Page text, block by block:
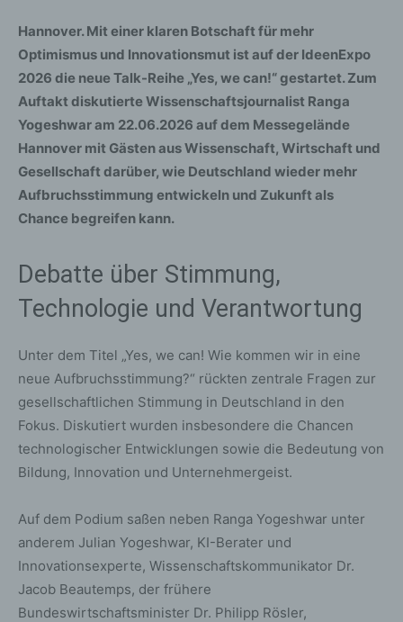
Hannover. Mit einer klaren Botschaft für mehr
Optimismus und Innovationsmut ist auf der IdeenExpo
2026 die neue Talk-Reihe „Yes, we can!“ gestartet. Zum
Auftakt diskutierte Wissenschaftsjournalist Ranga
Yogeshwar am 22.06.2026 auf dem Messegelände
Hannover mit Gästen aus Wissenschaft, Wirtschaft und
Gesellschaft darüber, wie Deutschland wieder mehr
Aufbruchsstimmung entwickeln und Zukunft als
Chance begreifen kann.
Debatte über Stimmung,
Technologie und Verantwortung
Unter dem Titel „Yes, we can! Wie kommen wir in eine
neue Aufbruchsstimmung?“ rückten zentrale Fragen zur
gesellschaftlichen Stimmung in Deutschland in den
Fokus. Diskutiert wurden insbesondere die Chancen
technologischer Entwicklungen sowie die Bedeutung von
Bildung, Innovation und Unternehmergeist.
Auf dem Podium saßen neben Ranga Yogeshwar unter
anderem Julian Yogeshwar, KI-Berater und
Innovationsexperte, Wissenschaftskommunikator Dr.
Jacob Beautemps, der frühere
Bundeswirtschaftsminister Dr. Philipp Rösler,